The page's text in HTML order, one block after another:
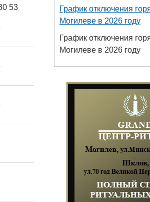
53
График отключения
Могилеве в 2026 году
График отключения
Могилеве в 2026 году
и